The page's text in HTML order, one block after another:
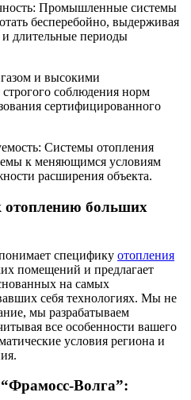
Промышленные системы
бесперебойно, выдерживая
длительные периоды
газом и высокими
строгого соблюдения норм
сертифицированного
Системы отопления
к меняющимся условиям
расширения объекта.
отоплению больших
специфику отопления
помещений и предлагает
на самых
себя технологиях. Мы не
мы разрабатываем
все особенности вашего
условия региона и
Волга”: